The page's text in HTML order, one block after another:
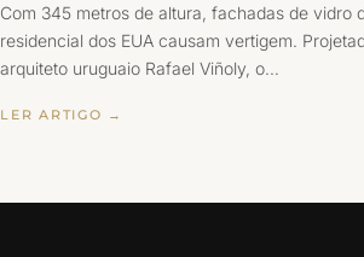
Com 345 metros de altura, fachadas de vidro
residencial dos EUA causam vertigem.
arquiteto uruguaio Rafael Viñoly, o…
LER ARTIGO →